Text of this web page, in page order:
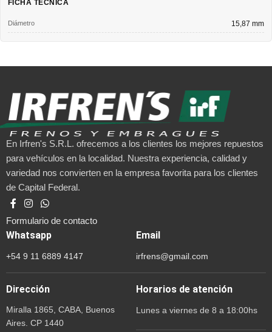
FICHA TÉCNICA
Diámetro 15,87 mm
En Irfren's S.R.L. ofrecemos a los clientes los mejores repuestos
para vehículos en la localidad. Nuestra experiencia, calidad y
variedad nos convierten en la empresa favorita para los clientes
de Capital Federal.
Formulario de contacto
Whatsapp
+54 9 11 6889 4147
Email
irfrens@gmail.com
Dirección
Miralla 1865, CABA, Buenos
Aires. CP 1440
Horarios de atención
Lunes a viernes de 8 a 18:00hs